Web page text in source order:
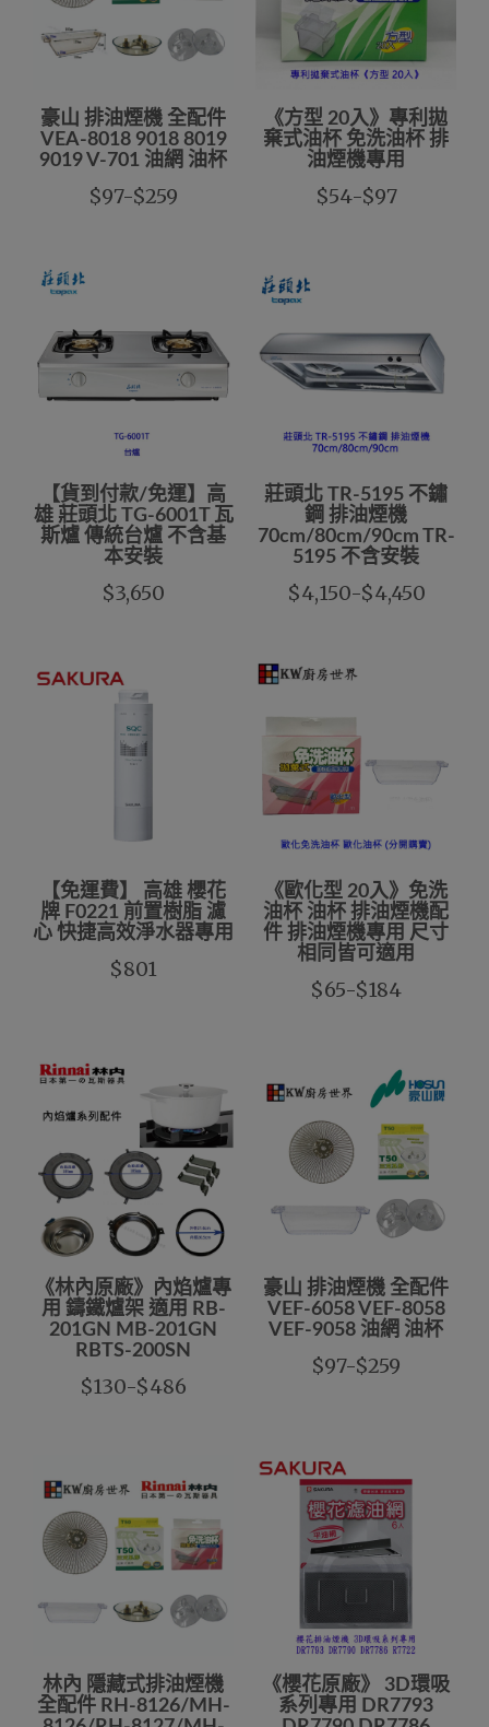
豪山 排油煙機 全配件
VEA-8018 9018 8019
9019 V-701 油網 油杯
$97-$259
《方型 20入》專利拋
棄式油杯 免洗油杯 排
油煙機專用
$54-$97
【貨到付款/免運】高
雄 莊頭北 TG-6001T 瓦
斯爐 傳統台爐 不含基
本安裝
$3,650
莊頭北 TR-5195 不鏽
鋼 排油煙機
70cm/80cm/90cm TR-
5195 不含安裝
$4,150-$4,450
【免運費】 高雄 櫻花
牌 F0221 前置樹脂 濾
心 快捷高效淨水器專用
$801
《歐化型 20入》免洗
油杯 油杯 排油煙機配
件 排油煙機專用 尺寸
相同皆可適用
$65-$184
《林內原廠》內焰爐專
用 鑄鐵爐架 適用 RB-
201GN MB-201GN
RBTS-200SN
$130-$486
豪山 排油煙機 全配件
VEF-6058 VEF-8058
VEF-9058 油網 油杯
$97-$259
林內 隱藏式排油煙機
全配件 RH-8126/MH-
《櫻花原廠》 3D環吸
系列專用 DR7793